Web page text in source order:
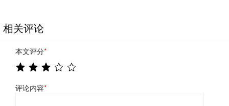
相关评论
本文评分*
评论内容*